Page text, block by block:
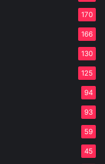
170
166
130
125
94
93
59
45